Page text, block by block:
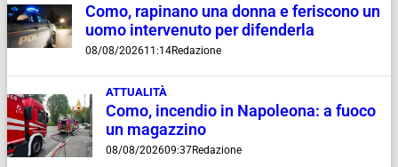
Como, rapinano una donna e feriscono un
uomo intervenuto per difenderla
08/08/202611:14Redazione
ATTUALITÀ
Como, incendio in Napoleona: a fuoco
un magazzino
08/08/202609:37Redazione